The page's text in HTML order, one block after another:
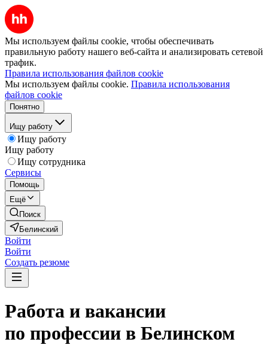
Мы используем файлы cookie, чтобы обеспечивать
правильную работу нашего веб-сайта и анализировать сетевой
трафик.
Правила использования файлов cookie
Мы используем файлы cookie. Правила использования
файлов cookie
Понятно
Ищу работу
Ищу работу
Ищу работу
Ищу сотрудника
Сервисы
Помощь
Ещё
Поиск
Белинский
Войти
Войти
Создать резюме
Работа и вакансии
по профессии в Белинском